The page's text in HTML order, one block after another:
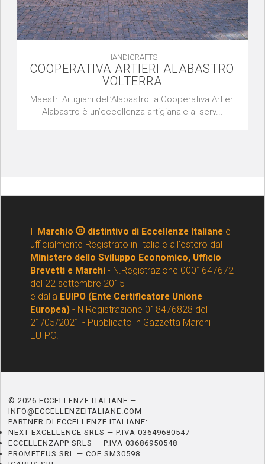
HANDICRAFTS
COOPERATIVA ARTIERI ALABASTRO
VOLTERRA
Maestri Artigiani dell’AlabastroLa Cooperativa Artieri
Alabastro è un’eccellenza artigianale al serv...
Il Marchio distintivo di Eccellenze Italianeè
ufficialmente Registrato in Italia e all'estero dal
Ministero dello Sviluppo Economico, Ufficio
Brevetti e Marchi - N.Registrazione 0001647672
del 22 settembre 2015
e dalla EUIPO (Ente Certificatore Unione
Europea) - N Registrazione 018476828 del
21/05/2021 - Pubblicato in Gazzetta Marchi
EUIPO.
© 2026 ECCELLENZE ITALIANE —
INFO@ECCELLENZEITALIANE.COM
PARTNER DI ECCELLENZE ITALIANE:
NEXT EXCELLENCE SRLS — P.IVA 03649680547
ECCELLENZAPP SRLS — P.IVA 03686950548
PROMETEUS SRL — COE SM30598